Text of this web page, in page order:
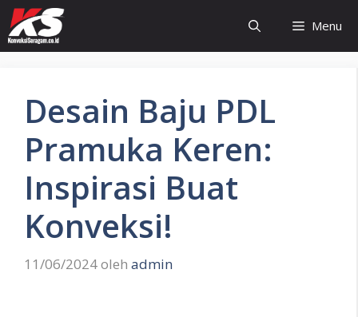
Langsung
ke
isi
Menu
Desain Baju PDL
Pramuka Keren:
Inspirasi Buat
Konveksi!
11/06/2024oleh admin